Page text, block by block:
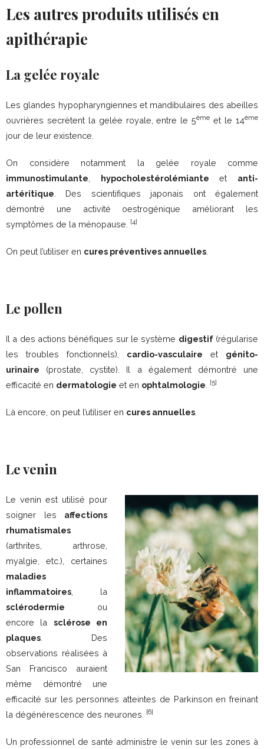
Les autres produits utilisés en
apithérapie
La gelée royale
Les glandes hypopharyngiennes et mandibulaires des abeilles
ouvrières secrètent la gelée royale, entre le 5ème et le 14ème
jour de leur existence.
On considère notamment la gelée royale comme
immunostimulante
hypocholestérolémiante et anti-
artéritique . Des scientifiques japonais ont également
démontré une activité oestrogénique améliorant les
symptômes de la ménopause.
[4]
On peut l’utiliser en cures préventives annuelles
Le pollen
Il a des actions bénéfiques sur le système digestif(régularise
les troubles fonctionnels), cardio-vasculaire et génito-
urinaire (prostate, cystite). Il a également démontré une
efficacité en dermatologie et en ophtalmologie [5]
Là encore, on peut l’utiliser en cures annuelles
Le venin
Le venin est utilisé pour
soigner les affections
rhumatismales
(arthrites, arthrose,
myalgie, etc.), certaines
maladies
inflammatoires , la
sclérodermie ou
encore la sclérose en
plaques . Des
observations réalisées à
San Francisco auraient
même démontré une
efficacité sur les personnes atteintes de Parkinson en freinant
la dégénérescence des neurones.
[6]
Un professionnel de santé administre le venin sur les zones à